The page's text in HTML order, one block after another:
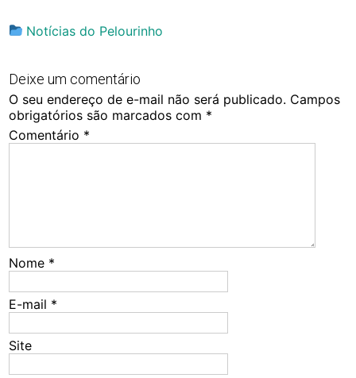
Notícias do Pelourinho
Deixe um comentário
O seu endereço de e-mail não será publicado. Campos
obrigatórios são marcados com *
Comentário *
Nome *
E-mail *
Site